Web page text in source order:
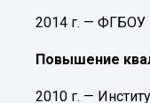
2014 г. — ФГБОУ
Повышение
2010 г. —